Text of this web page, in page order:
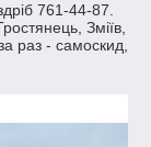
761-44-87.
Зміїв,
раз - самоскид,